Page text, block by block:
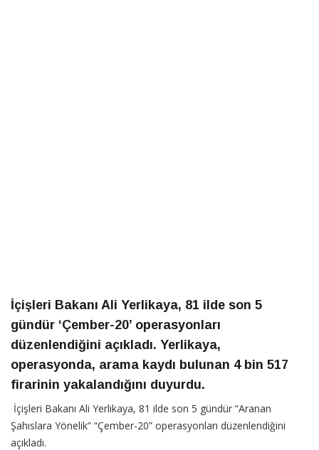
İçişleri Bakanı Ali Yerlikaya, 81 ilde son 5
gündür ‘Çember-20’ operasyonları
düzenlendiğini açıkladı. Yerlikaya,
operasyonda, arama kaydı bulunan 4 bin 517
firarinin yakalandığını duyurdu.
İçişleri Bakanı Ali Yerlikaya, 81 ilde son 5 gündür “Aranan
Şahıslara Yönelik” “Çember-20” operasyonları düzenlendiğini
açıkladı.